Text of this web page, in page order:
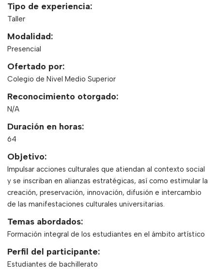
Tipo de experiencia:
Taller
Modalidad:
Presencial
Ofertado por:
Colegio de Nivel Medio Superior
Reconocimiento otorgado:
N/A
Duración en horas:
64
Objetivo:
Impulsar acciones culturales que atiendan al contexto social
y se inscriban en alianzas estratégicas, así como estimular la
creación, preservación, innovación, difusión e intercambio
de las manifestaciones culturales universitarias.
Temas abordados:
Formación integral de los estudiantes en el ámbito artístico
Perfil del participante:
Estudiantes de bachillerato